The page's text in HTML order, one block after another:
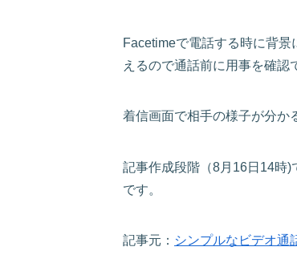
Facetimeで電話する時に背
えるので通話前に用事を確認
着信画面で相手の様子が分か
記事作成段階（8月16日14時)
です。
記事元： シンプルなビデオ通